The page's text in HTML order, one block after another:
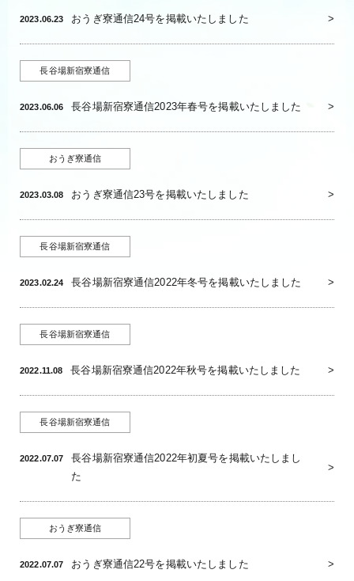
2023.06.23 おうぎ寮通信24号を掲載いたしました
長谷場新宿寮通信
2023.06.06 長谷場新宿寮通信2023年春号を掲載いたしました
おうぎ寮通信
2023.03.08 おうぎ寮通信23号を掲載いたしました
長谷場新宿寮通信
2023.02.24 長谷場新宿寮通信2022年冬号を掲載いたしました
長谷場新宿寮通信
2022.11.08 長谷場新宿寮通信2022年秋号を掲載いたしました
長谷場新宿寮通信
2022.07.07
長谷場新宿寮通信2022年初夏号を掲載いたしまし
た
おうぎ寮通信
2022.07.07 おうぎ寮通信22号を掲載いたしました